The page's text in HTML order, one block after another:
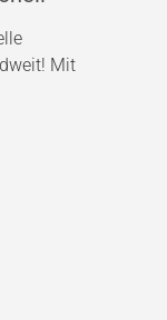
Mit